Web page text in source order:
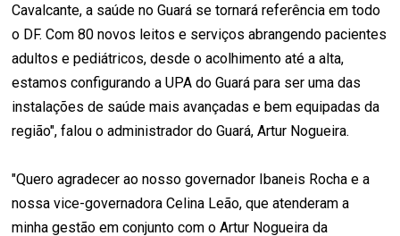
Cavalcante, a saúde no Guará se tornará referência em todo
o DF. Com 80 novos leitos e serviços abrangendo pacientes
adultos e pediátricos, desde o acolhimento até a alta,
estamos configurando a UPA do Guará para ser uma das
instalações de saúde mais avançadas e bem equipadas da
região", falou o administrador do Guará, Artur Nogueira.
"Quero agradecer ao nosso governador Ibaneis Rocha e a
nossa vice-governadora Celina Leão, que atenderam a
minha gestão em conjunto com o Artur Nogueira da